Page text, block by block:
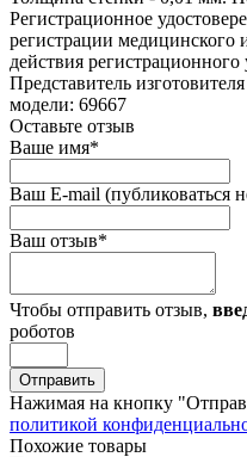
Регистрационное
регистрации медицинского
действия
Представитель
модели: 69667
Оставьте отзыв
Ваше имя*
Ваш E-mail (публиковаться
Ваш отзыв*
Чтобы отправить отзыв,
роботов
Отправить
Нажимая на кнопку
политикой
Похожие товары